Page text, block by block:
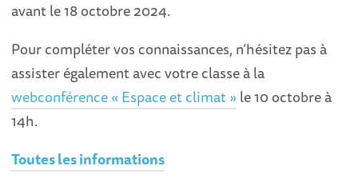
avant le 18 octobre 2024.
Pour compléter vos connaissances, n’hésitez pas à
assister également avec votre classe à la
webconférence « Espace et climat »le 10 octobre à
14h.
Toutes les informations